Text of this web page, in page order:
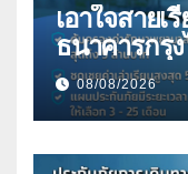
เอาใจสายเ
ธนาคารกรุ
“GEN U
คุ้มครองค่า
สูงสุด 5 ล้า
25 เดือน
08/08/2026